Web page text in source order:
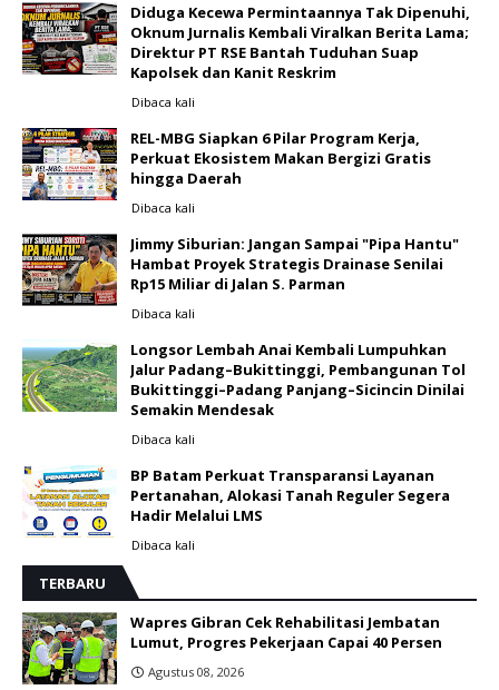
Diduga Kecewa Permintaannya Tak Dipenuhi,
Oknum Jurnalis Kembali Viralkan Berita Lama;
Direktur PT RSE Bantah Tuduhan Suap
Kapolsek dan Kanit Reskrim
Dibaca kali
REL-MBG Siapkan 6 Pilar Program Kerja,
Perkuat Ekosistem Makan Bergizi Gratis
hingga Daerah
Dibaca kali
Jimmy Siburian: Jangan Sampai "Pipa Hantu"
Hambat Proyek Strategis Drainase Senilai
Rp15 Miliar di Jalan S. Parman
Dibaca kali
Longsor Lembah Anai Kembali Lumpuhkan
Jalur Padang–Bukittinggi, Pembangunan Tol
Bukittinggi–Padang Panjang–Sicincin Dinilai
Semakin Mendesak
Dibaca kali
BP Batam Perkuat Transparansi Layanan
Pertanahan, Alokasi Tanah Reguler Segera
Hadir Melalui LMS
Dibaca kali
TERBARU
Wapres Gibran Cek Rehabilitasi Jembatan
Lumut, Progres Pekerjaan Capai 40 Persen
Agustus 08, 2026